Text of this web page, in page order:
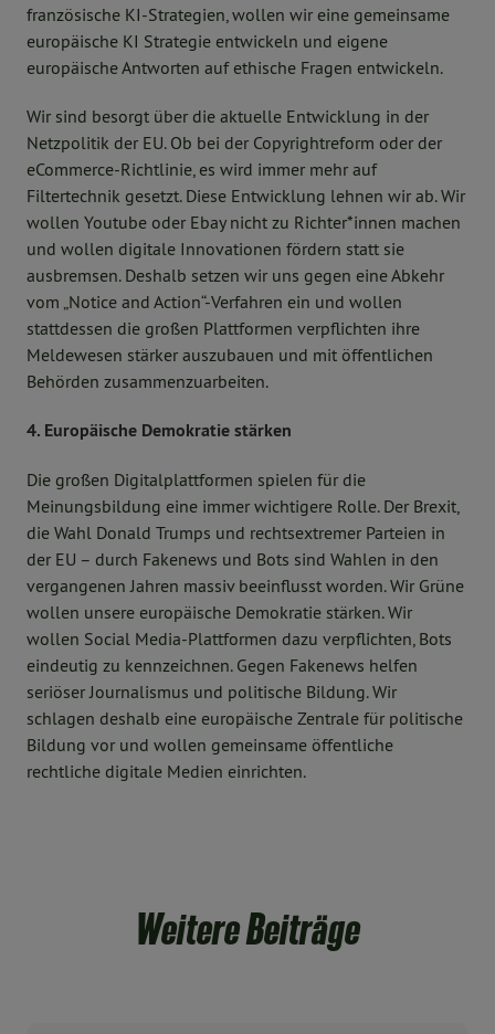
französische KI-Strategien, wollen wir eine gemeinsame
europäische KI Strategie entwickeln und eigene
europäische Antworten auf ethische Fragen entwickeln.
Wir sind besorgt über die aktuelle Entwicklung in der
Netzpolitik der EU. Ob bei der Copyrightreform oder der
eCommerce-Richtlinie, es wird immer mehr auf
Filtertechnik gesetzt. Diese Entwicklung lehnen wir ab. Wir
wollen Youtube oder Ebay nicht zu Richter*innen machen
und wollen digitale Innovationen fördern statt sie
ausbremsen. Deshalb setzen wir uns gegen eine Abkehr
vom „Notice and Action“-Verfahren ein und wollen
stattdessen die großen Plattformen verpflichten ihre
Meldewesen stärker auszubauen und mit öffentlichen
Behörden zusammenzuarbeiten.
4. Europäische Demokratie stärken
Die großen Digitalplattformen spielen für die
Meinungsbildung eine immer wichtigere Rolle. Der Brexit,
die Wahl Donald Trumps und rechtsextremer Parteien in
der EU – durch Fakenews und Bots sind Wahlen in den
vergangenen Jahren massiv beeinflusst worden. Wir Grüne
wollen unsere europäische Demokratie stärken. Wir
wollen Social Media-Plattformen dazu verpflichten, Bots
eindeutig zu kennzeichnen. Gegen Fakenews helfen
seriöser Journalismus und politische Bildung. Wir
schlagen deshalb eine europäische Zentrale für politische
Bildung vor und wollen gemeinsame öffentliche
rechtliche digitale Medien einrichten.
Weitere Beiträge